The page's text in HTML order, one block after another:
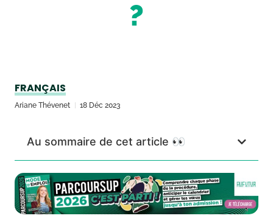
?
FRANÇAIS
Ariane Thévenet 18 Déc 2023
Au sommaire de cet article 👀